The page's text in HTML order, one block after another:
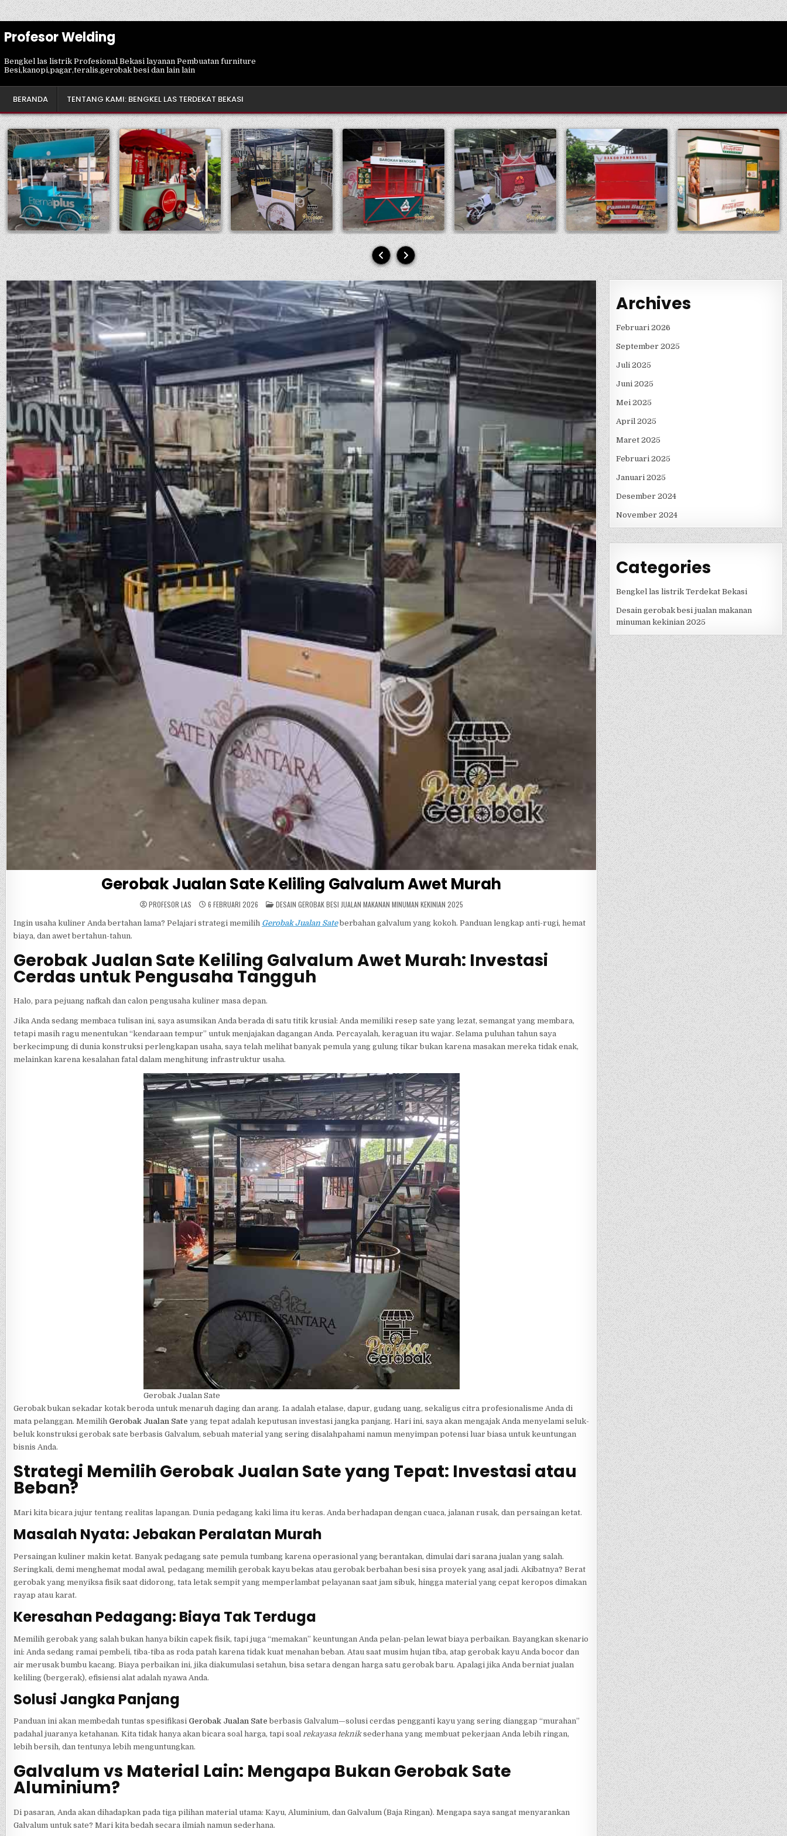
Profesor Welding
Bengkel las listrik Profesional Bekasi layanan Pembuatan furniture
Besi,kanopi,pagar,teralis,gerobak besi dan lain lain
BERANDA TENTANG KAMI: BENGKEL LAS TERDEKAT BEKASI
Gerobak Jualan Sate Keliling Galvalum Awet Murah
PROFESOR LAS 6 FEBRUARI 2026 POSTED
IN
DESAIN GEROBAK BESI JUALAN MAKANAN MINUMAN KEKINIAN 2025
Ingin usaha kuliner Anda bertahan lama? Pelajari strategi memilih Gerobak Jualan Sateberbahan galvalum yang kokoh. Panduan lengkap anti-rugi, hemat
biaya, dan awet bertahun-tahun.
Gerobak Jualan Sate Keliling Galvalum Awet Murah: Investasi
Cerdas untuk Pengusaha Tangguh
Halo, para pejuang nafkah dan calon pengusaha kuliner masa depan.
Jika Anda sedang membaca tulisan ini, saya asumsikan Anda berada di satu titik krusial: Anda memiliki resep sate yang lezat, semangat yang membara,
tetapi masih ragu menentukan “kendaraan tempur” untuk menjajakan dagangan Anda. Percayalah, keraguan itu wajar. Selama puluhan tahun saya
berkecimpung di dunia konstruksi perlengkapan usaha, saya telah melihat banyak pemula yang gulung tikar bukan karena masakan mereka tidak enak,
melainkan karena kesalahan fatal dalam menghitung infrastruktur usaha.
Gerobak Jualan Sate
Gerobak bukan sekadar kotak beroda untuk menaruh daging dan arang. Ia adalah etalase, dapur, gudang uang, sekaligus citra profesionalisme Anda di
mata pelanggan. Memilih Gerobak Jualan Sate yang tepat adalah keputusan investasi jangka panjang. Hari ini, saya akan mengajak Anda menyelami seluk-
beluk konstruksi gerobak sate berbasis Galvalum, sebuah material yang sering disalahpahami namun menyimpan potensi luar biasa untuk keuntungan
bisnis Anda.
Strategi Memilih Gerobak Jualan Sate yang Tepat: Investasi atau
Beban?
Mari kita bicara jujur tentang realitas lapangan. Dunia pedagang kaki lima itu keras. Anda berhadapan dengan cuaca, jalanan rusak, dan persaingan ketat.
Masalah Nyata: Jebakan Peralatan Murah
Persaingan kuliner makin ketat. Banyak pedagang sate pemula tumbang karena operasional yang berantakan, dimulai dari sarana jualan yang salah.
Seringkali, demi menghemat modal awal, pedagang memilih gerobak kayu bekas atau gerobak berbahan besi sisa proyek yang asal jadi. Akibatnya? Berat
gerobak yang menyiksa fisik saat didorong, tata letak sempit yang memperlambat pelayanan saat jam sibuk, hingga material yang cepat keropos dimakan
rayap atau karat.
Keresahan Pedagang: Biaya Tak Terduga
Memilih gerobak yang salah bukan hanya bikin capek fisik, tapi juga “memakan” keuntungan Anda pelan-pelan lewat biaya perbaikan. Bayangkan skenario
ini: Anda sedang ramai pembeli, tiba-tiba as roda patah karena tidak kuat menahan beban. Atau saat musim hujan tiba, atap gerobak kayu Anda bocor dan
air merusak bumbu kacang. Biaya perbaikan ini, jika diakumulasi setahun, bisa setara dengan harga satu gerobak baru. Apalagi jika Anda berniat jualan
keliling (bergerak), efisiensi alat adalah nyawa Anda.
Solusi Jangka Panjang
Panduan ini akan membedah tuntas spesifikasi Gerobak Jualan Sate berbasis Galvalum—solusi cerdas pengganti kayu yang sering dianggap “murahan”
padahal juaranya ketahanan. Kita tidak hanya akan bicara soal harga, tapi soal rekayasa tekniksederhana yang membuat pekerjaan Anda lebih ringan,
lebih bersih, dan tentunya lebih menguntungkan.
Galvalum vs Material Lain: Mengapa Bukan Gerobak Sate
Aluminium?
Di pasaran, Anda akan dihadapkan pada tiga pilihan material utama: Kayu, Aluminium, dan Galvalum (Baja Ringan). Mengapa saya sangat menyarankan
Galvalum untuk sate? Mari kita bedah secara ilmiah namun sederhana.
Archives
Februari 2026
September 2025
Juli 2025
Juni 2025
Mei 2025
April 2025
Maret 2025
Februari 2025
Januari 2025
Desember 2024
November 2024
Categories
Bengkel las listrik Terdekat Bekasi
Desain gerobak besi jualan makanan
minuman kekinian 2025